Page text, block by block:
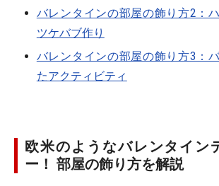
バレンタインの部屋の飾り方2：
ツケバブ作り
バレンタインの部屋の飾り方3：
たアクティビティ
欧米のようなバレンタイン
ー！ 部屋の飾り方を解説